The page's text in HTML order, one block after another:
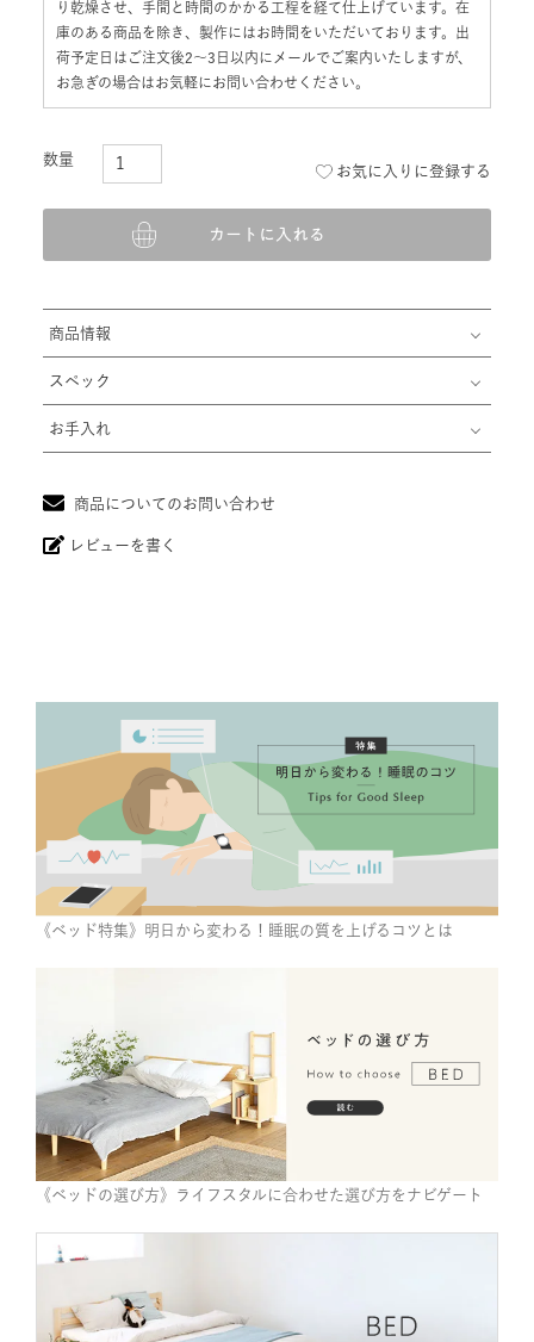
り乾燥させ、手間と時間のかかる工程を経て仕上げています。在
庫のある商品を除き、製作にはお時間をいただいております。出
荷予定日はご注文後2〜3日以内にメールでご案内いたしますが、
お急ぎの場合はお気軽にお問い合わせください。
お気に入りに登録する
カートに入れる
商品情報
スペック
お手入れ
商品についてのお問い合わせ
レビューを書く
《ベッド特集》明日から変わる！睡眠の質を上げるコツとは
《ベッドの選び方》ライフスタルに合わせた選び方をナビゲート